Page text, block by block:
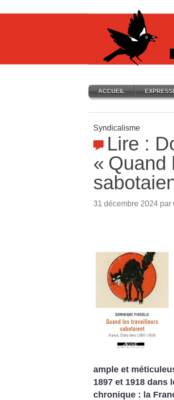
ACCUEIL
Syndicalisme
Lire :
« Quand
31 décembre 2024 par
ample et
1897 et 1918 dans
chronique : la